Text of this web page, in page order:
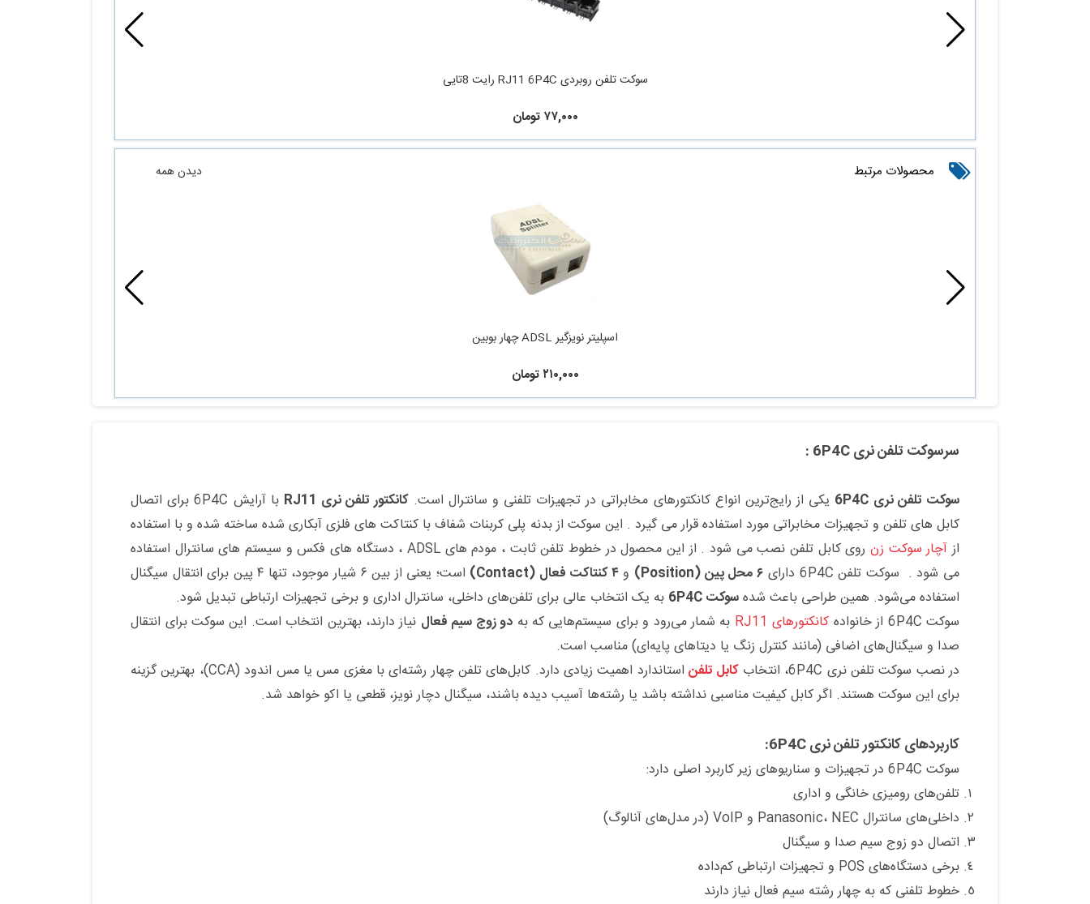
سوکت تلفن روبردی RJ11 6P4C رایت 8تایی
۷۷,۰۰۰ تومان
محصولات مرتبط دیدن همه
اسپلیتر نویزگیر ADSL چهار بوبین
۲۱۰,۰۰۰ تومان
سرسوکت تلفن نری 6P4C :
سوکت تلفن نری 6P4C یکی از رایج‌ترین انواع کانکتورهای مخابراتی در تجهیزات تلفنی و سانترال است.کانکتور تلفن نری RJ11
با آرایش 6P4C برای اتصال
کابل های تلفن و تجهیزات مخابراتی مورد استفاده قرار می گیرد . این سوکت از بدنه پلی کربنات شفاف با کنتاکت های فلزی آبکاری شده ساخته شده و با استفاده
ازآچار سوکت زن
روی کابل تلفن نصب می شود . از این محصول در خطوط تلفن ثابت ، مودم های ADSL ، دستگاه های فکس و سیستم های سانترال استفاده
می شود . سوکت تلفن 6P4C دارای
۶ محل پین (Position) و۴ کنتاکت فعال (Contact)
است؛ یعنی از بین ۶ شیار موجود، تنها ۴ پین برای انتقال سیگنال
استفاده می‌شود. همین طراحی باعث شدهسوکت 6P4C
به یک انتخاب عالی برای تلفن‌های داخلی، سانترال اداری و برخی تجهیزات ارتباطی تبدیل شود.
سوکت 6P4C از خانواده
کانکتورهای RJ11 به شمار می‌رود و برای سیستم‌هایی که به دو زوج سیم فعال نیاز دارند، بهترین انتخاب است. این سوکت برای انتقال
صدا و سیگنال‌های اضافی (مانند کنترل زنگ یا دیتاهای پایه‌ای) مناسب است.
در نصب سوکت تلفن نری 6P4C، انتخاب
کابل تلفن
استاندارد اهمیت زیادی دارد. کابل‌های تلفن چهار رشته‌ای با مغزی مس یا مس اندود (CCA)، بهترین گزینه
برای این سوکت هستند. اگر کابل کیفیت مناسبی نداشته باشد یا رشته‌ها آسیب دیده باشند، سیگنال دچار نویز، قطعی یا اکو خواهد شد.
کاربردهای کانکتور تلفن نری 6P4C:
سوکت 6P4C در تجهیزات و سناریوهای زیر کاربرد اصلی دارد:
تلفن‌های رومیزی خانگی و اداری
داخلی‌های سانترال Panasonic، NEC و VoIP (در مدل‌های آنالوگ)
اتصال دو زوج سیم صدا و سیگنال
برخی دستگاه‌های POS و تجهیزات ارتباطی کم‌داده
خطوط تلفنی که به چهار رشته سیم فعال نیاز دارند